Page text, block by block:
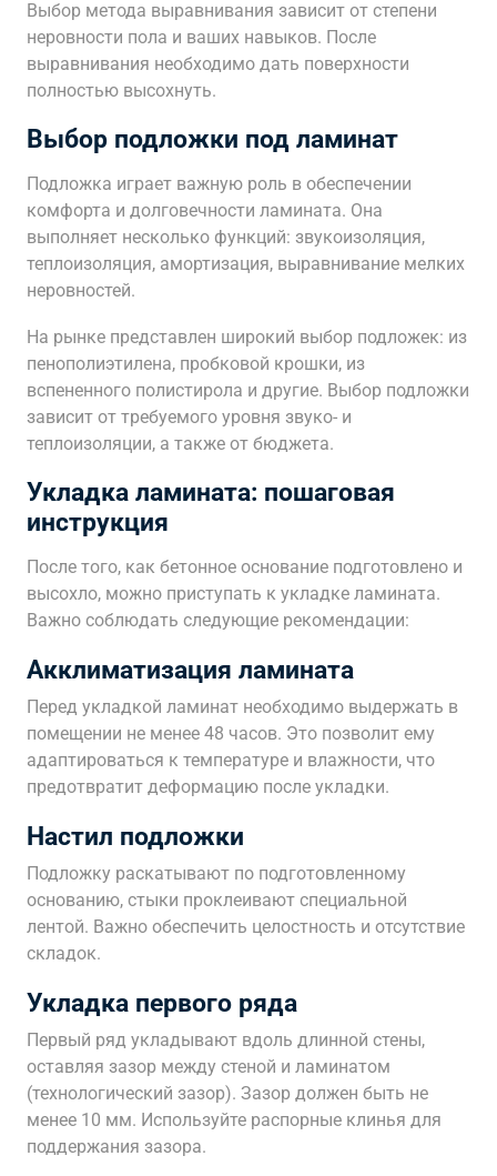
Выбор метода выравнивания зависит от степени
неровности пола и ваших навыков. После
выравнивания необходимо дать поверхности
полностью высохнуть.
Выбор подложки под ламинат
Подложка играет важную роль в обеспечении
комфорта и долговечности ламината. Она
выполняет несколько функций: звукоизоляция,
теплоизоляция, амортизация, выравнивание мелких
неровностей.
На рынке представлен широкий выбор подложек: из
пенополиэтилена, пробковой крошки, из
вспененного полистирола и другие. Выбор подложки
зависит от требуемого уровня звуко- и
теплоизоляции, а также от бюджета.
Укладка ламината: пошаговая
инструкция
После того, как бетонное основание подготовлено и
высохло, можно приступать к укладке ламината.
Важно соблюдать следующие рекомендации:
Акклиматизация ламината
Перед укладкой ламинат необходимо выдержать в
помещении не менее 48 часов. Это позволит ему
адаптироваться к температуре и влажности, что
предотвратит деформацию после укладки.
Настил подложки
Подложку раскатывают по подготовленному
основанию, стыки проклеивают специальной
лентой. Важно обеспечить целостность и отсутствие
складок.
Укладка первого ряда
Первый ряд укладывают вдоль длинной стены,
оставляя зазор между стеной и ламинатом
(технологический зазор). Зазор должен быть не
менее 10 мм. Используйте распорные клинья для
поддержания зазора.